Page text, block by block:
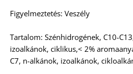
Figyelmeztetés: Veszély
Tartalom: Szénhidrogének, C10-
izoalkánok, ciklikus,< 2%
C7, n-alkánok, izoalkánok,